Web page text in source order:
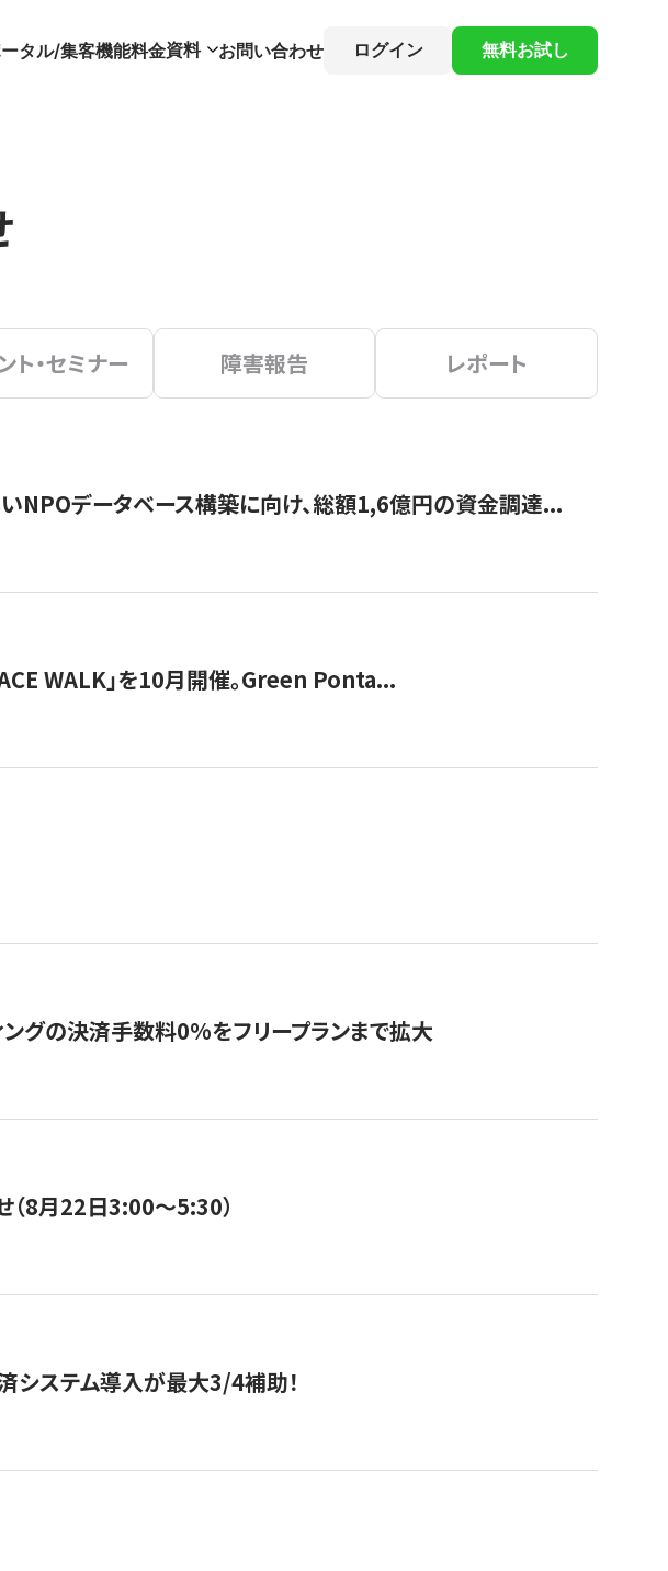
タル/集客機能料金資料 お問い合わせ ログイン 無料お試し
ト・セミナー 障害報告 レポート
NPOデータベース構築に向け、総額1,6億円の資金調達...
WALK」を10月開催。Green Ponta...
ングの決済手数料0%をフリープランまで拡大
（8月22日3:00〜5:30）
システム導入が最大3/4補助！